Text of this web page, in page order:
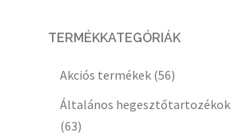
TERMÉKKATEGÓRIÁK
Akciós termékek (56)
Általános hegesztőtartozékok
(63)